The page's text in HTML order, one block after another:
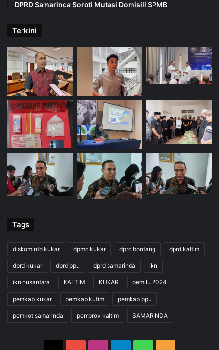
DPRD Samarinda Soroti Mutasi Domisili SPMB
Terkini
Tags
diskominfo kukar dpmd kukar dprd bontang dprd kaltim
dprd kukar dprd ppu dprd samarinda ikn
ikn nusantara KALTIM KUKAR pemilu 2024
pemkab kukar pemkab kutim pemkab ppu
pemkot samarinda pemprov kaltim SAMARINDA